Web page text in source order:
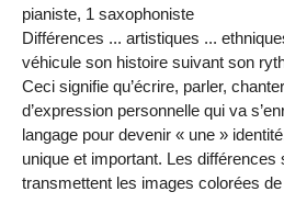
pianiste, 1 saxophoniste
Différences ... artistiques ...
véhicule son histoire suivant son
Ceci signifie qu’écrire, parler,
d’expression personnelle qui va
langage pour devenir « une »
unique et important. Les
transmettent les images colorées